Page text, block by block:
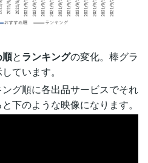
順とランキングの変化。棒グラ
ています。
グ順に各出品サービスでそれ
下のような映像になります。